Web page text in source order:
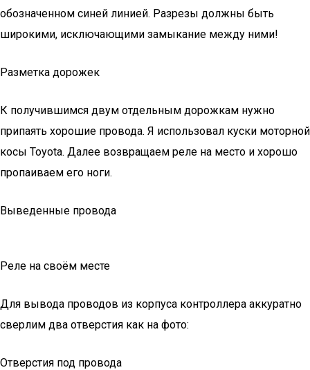
обозначенном синей линией. Разрезы должны быть
широкими, исключающими замыкание между ними!
Разметка дорожек
К получившимся двум отдельным дорожкам нужно
припаять хорошие провода. Я использовал куски моторной
косы Toyota. Далее возвращаем реле на место и хорошо
пропаиваем его ноги.
Выведенные провода
Реле на своём месте
Для вывода проводов из корпуса контроллера аккуратно
сверлим два отверстия как на фото:
Отверстия под провода